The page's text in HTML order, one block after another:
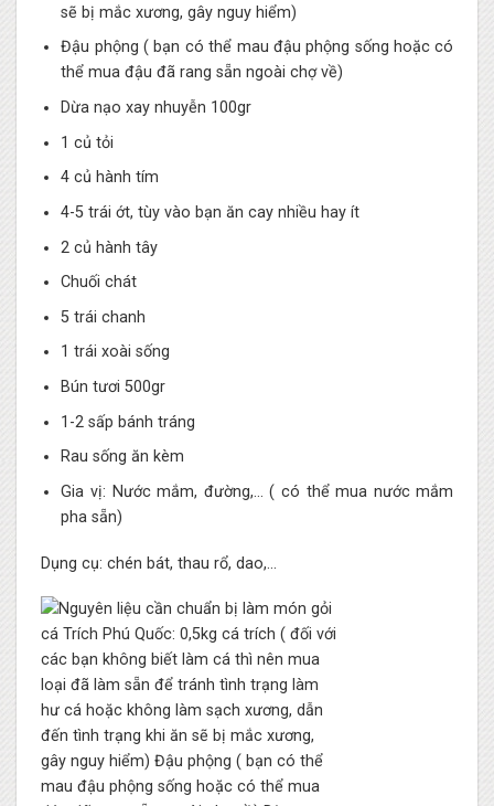
sẽ bị mắc xương, gây nguy hiểm)
Đậu phộng ( bạn có thể mau đậu phộng sống hoặc có
thể mua đậu đã rang sẵn ngoài chợ về)
Dừa nạo xay nhuyễn 100gr
1 củ tỏi
4 củ hành tím
4-5 trái ớt, tùy vào bạn ăn cay nhiều hay ít
2 củ hành tây
Chuối chát
5 trái chanh
1 trái xoài sống
Bún tươi 500gr
1-2 sấp bánh tráng
Rau sống ăn kèm
Gia vị: Nước mắm, đường,… ( có thể mua nước mắm
pha sẵn)
Dụng cụ: chén bát, thau rổ, dao,…